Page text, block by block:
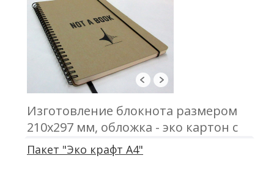
Изготовление блокнота размером
210х297 мм, обложка - эко картон с
печатью; блок 50 листов, офсетная
печать; крепление - металлическая
Пакет "Эко крафт А4"